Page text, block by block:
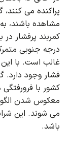
پراکنده می
مشاهده باشند،
درجه جنوبی
غالب است. با
فشار وجود دارد.
کشور با
معکوس شدن
می شوند. این
باشد.